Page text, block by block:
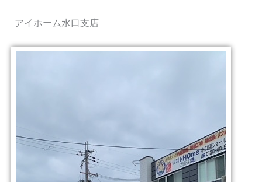
アイホーム水口支店